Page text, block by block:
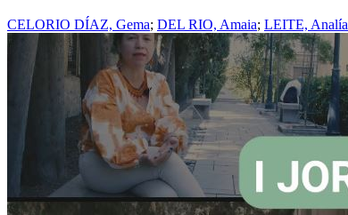
CELORIO DÍAZ, Gema; DEL RIO, Amaia; LEITE, Analía